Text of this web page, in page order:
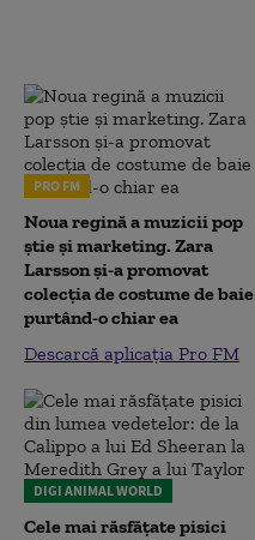
PRO FM
Noua regină a muzicii pop
știe și marketing. Zara
Larsson și-a promovat
colecția de costume de baie
purtând-o chiar ea
Descarcă aplicația Pro FM
DIGI ANIMAL WORLD
Cele mai răsfățate pisici